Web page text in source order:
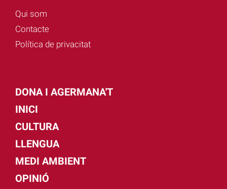
Qui som
Contacte
Política de privacitat
DONA I AGERMANA'T
INICI
CULTURA
LLENGUA
MEDI AMBIENT
OPINIÓ